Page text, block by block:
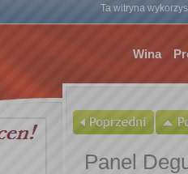
Ta witryna
Wina
Panel